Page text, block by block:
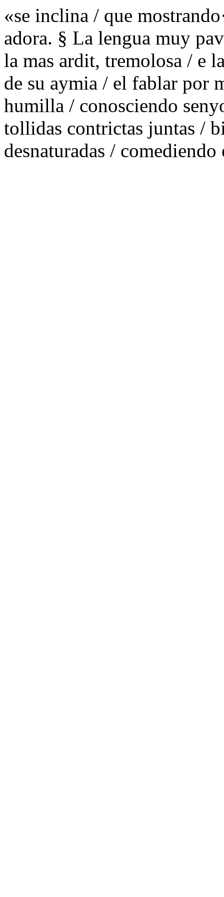
«se inclina / que
adora. § La lengua muy
la mas ardit, tremolosa / e
de su aymia / el fablar por
humilla / conosciendo
tollidas contrictas juntas /
desnaturadas /